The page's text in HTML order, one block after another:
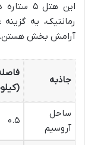
این
رمانتیک، یه
آرامش بخش هستن.
جاذبه
ساحل
آروسیم
۰.۵